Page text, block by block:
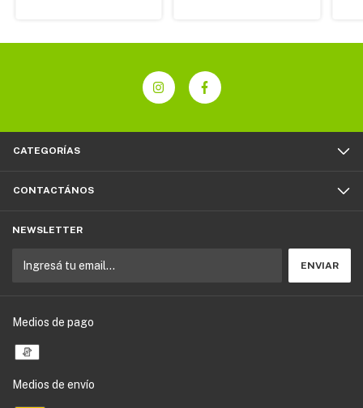
CATEGORÍAS
CONTACTÁNOS
NEWSLETTER
Medios de pago
Medios de envío